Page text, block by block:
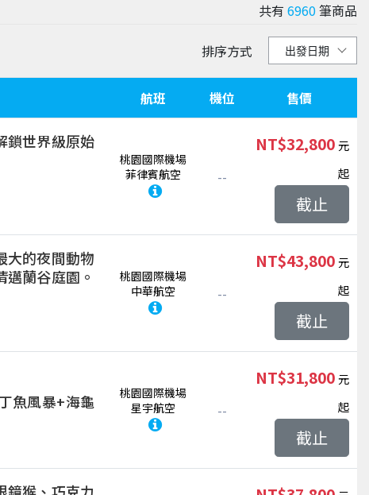
共有 6960筆商品
排序方式
航班 機位 售價
世界級原始
桃園國際機場
菲律賓航空
--
NT$32,800
起
截止
大的夜間動物
蘭谷庭園。
桃園國際機場
中華航空
--
NT$43,800
起
截止
魚風暴+海龜
桃園國際機場
星宇航空
--
NT$31,800
起
截止